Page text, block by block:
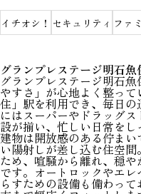
イチオシ！ セキュリティ ファ
グランプレステージ明石魚
グランプレステージ明石
やすさ」が心地よく整っ
住」駅を利用でき、毎日
にはスーパーやドラッグ
設が揃い、忙しい日常をし
建物は開放感のある佇ま
い陽射しが差し込む住空
ため、喧騒から離れ、穏
です。オートロックやエ
らすための設備も備わっ